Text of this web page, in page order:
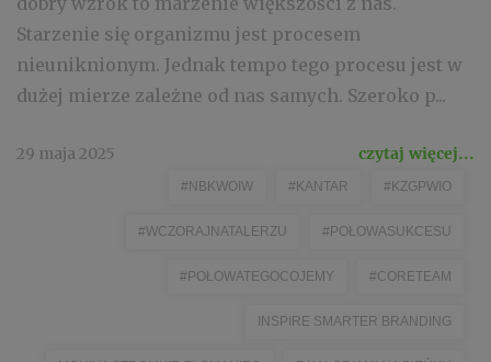
Starzenie się organizmu jest procesem
nieuniknionym. Jednak tempo tego procesu jest w
dużej mierze zależne od nas samych. Szeroko p...
29 maja 2025 czytaj więcej...
#NBKWOIW #KANTAR #KZGPWIO
#WCZORAJNATALERZU #POŁOWASUKCESU
#POŁOWATEGOCOJEMY #CORETEAM
INSPIRE SMARTER BRANDING